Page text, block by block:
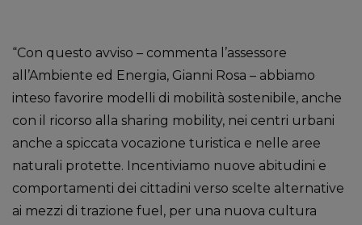
“Con questo avviso – commenta l’assessore
all’Ambiente ed Energia, Gianni Rosa – abbiamo
inteso favorire modelli di mobilità sostenibile, anche
con il ricorso alla sharing mobility, nei centri urbani
anche a spiccata vocazione turistica e nelle aree
naturali protette. Incentiviamo nuove abitudini e
comportamenti dei cittadini verso scelte alternative
ai mezzi di trazione fuel, per una nuova cultura